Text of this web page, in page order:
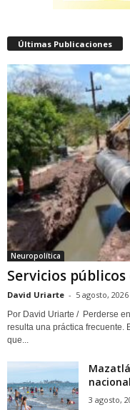
Últimas Publicaciones
Neuropolítica
Servicios públicos
David Uriarte - 5 agosto, 2026
Por David Uriarte / Perderse
resulta una práctica frecuente.
que...
3 agosto,